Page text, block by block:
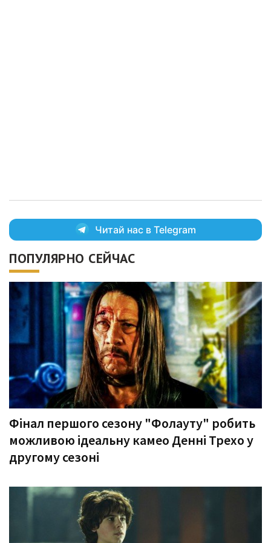
Читай нас в Telegram
ПОПУЛЯРНО СЕЙЧАС
Фінал першого сезону "Фолауту" робить
можливою ідеальну камео Денні Трехо у
другому сезоні